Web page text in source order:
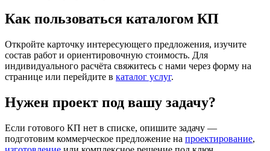
Как пользоваться каталогом КП
Откройте карточку интересующего предложения, изучите
состав работ и ориентировочную стоимость. Для
индивидуального расчёта свяжитесь с нами через форму на
странице или перейдите в каталог услуг.
Нужен проект под вашу задачу?
Если готового КП нет в списке, опишите задачу —
подготовим коммерческое предложение на проектирование,